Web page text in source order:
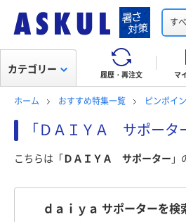
す
履歴・再注文 マ
カテゴリー
ホーム おすすめ特集一覧 ピンポイ
「ＤＡＩＹＡ サポータ
こちらは「 ＤＡＩＹＡ サポーター 」
ｄａｉｙａ サポーターを検